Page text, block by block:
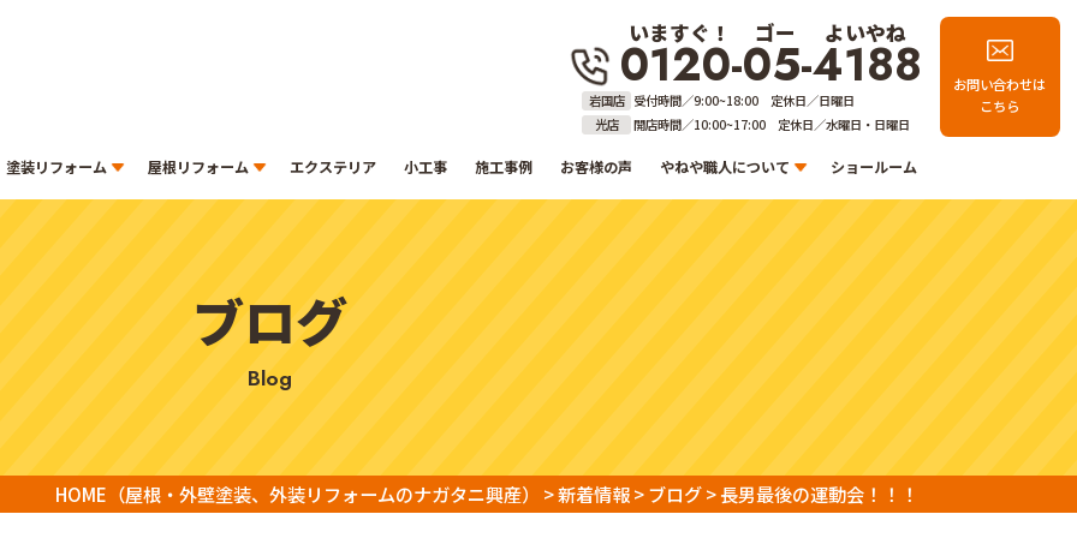
いますぐ！ ゴー よいやね
0120-05-4188
岩国店 受付時間／9:00~18:00 定休日／日曜日
光店
開店時間／10:00~17:00 定休日／水曜日・日曜日
塗装リフォーム 屋根リフォーム エクステリア 小工事 施工事例 お客様の声 やねや職人について ショールーム
お問い合わせは
こちら
ブログ
blog
HOME （屋根・外壁塗装、外装リフォームのナガタニ興産） >新着情報>ブログ>長男最後の運動会！！！